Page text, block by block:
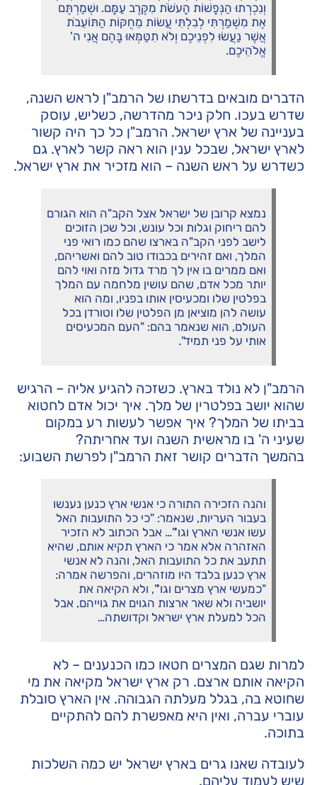
וְנִכְרְתוּ הַנְּפָשׁוֹת הָעֹשֹׂת מִקֶּרֶב עַמָּם. וּשְׁמַרְתֶּם
אֶת מִשְׁמַרְתִּי לְבִלְתִּי עֲשׂוֹת מֵחֻקּוֹת הַתּוֹעֵבֹת
אֲשֶׁר נַעֲשׂוּ לִפְנֵיכֶם וְלֹא תִטַּמְּאוּ בָּהֶם אֲנִי ה'
אֱלֹהֵיכֶם.
הדברים מובאים בדרשתו של הרמב"ן לראש השנה,
שדרש בעכו. חלק ניכר מהדרשה, כשליש, עוסק
בעניינה של ארץ ישראל. הרמב"ן כל כך היה קשור
לארץ ישראל, שבכל ענין הוא ראה קשר לארץ. גם
כשדרש על ראש השנה – הוא מזכיר את ארץ ישראל.
נמצא קרובן של ישראל אצל הקב"ה הוא הגורם
להם ריחוק וגלות וכל עונש, וכל שכן הזוכים
לישב לפני הקב"ה בארצו שהם כמו רואי פני
המלך, ואם זהירים בכבודו טוב להם ואשריהם,
ואם ממרים בו אין לך מרד גדול מזה ואוי להם
יותר מכל אדם, שהם עושין מלחמה עם המלך
בפלטין שלו ומכעיסין אותו בפניו, ומה הוא
עושה להן מוציאן מן הפלטין שלו וטורדן בכל
העולם, הוא שנאמר בהם: "העם המכעיסים
אותי על פני תמיד".
הרמב"ן לא נולד בארץ. כשזכה להגיע אליה – הרגיש
שהוא יושב בפלטרין של מלך. איך יכול אדם לחטוא
בביתו של המלך? איך אפשר לעשות רע במקום
שעיני ה' בו מראשית השנה ועד אחריתה?
בהמשך הדברים קושר זאת הרמב"ן לפרשת השבוע:
והנה הזכירה התורה כי אנשי ארץ כנען נענשו
בעבור העריות, שנאמר: "כי כל התועבות האל
עשו אנשי הארץ וגו'"… אבל הכתוב לא הזכיר
האזהרה אלא אמר כי הארץ תקיא אותם, שהיא
תתעב את כל התועבות האל, והנה לא אנשי
ארץ כנען בלבד היו מוזהרים, והפרשה אמרה:
"כמעשי ארץ מצרים וגו'", ולא הקיאה את
יושביה ולא שאר ארצות הגוים את גוייהם, אבל
הכל למעלת ארץ ישראל וקדושתה…
למרות שגם המצרים חטאו כמו הכנענים – לא
הקיאה אותם ארצם. רק ארץ ישראל מקיאה את מי
שחוטא בה, בגלל מעלתה הגבוהה. אין הארץ סובלת
עוברי עברה, ואין היא מאפשרת להם להתקיים
בתוכה.
לעובדה שאנו גרים בארץ ישראל יש כמה השלכות
שיש לעמוד עליהם.